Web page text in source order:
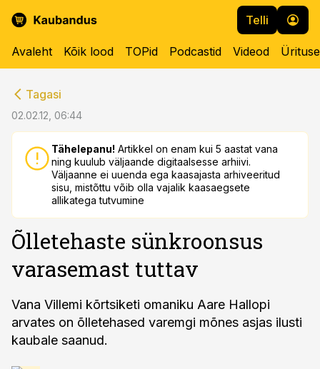
Telli
Avaleht Kõik lood TOPid Podcastid Videod
Tagasi
02.02.12, 06:44
Tähelepanu! Artikkel on enam kui 5 aastat vana
ning kuulub väljaande digitaalsesse arhiivi.
Väljaanne ei uuenda ega kaasajasta arhiveeritud
sisu, mistõttu võib olla vajalik kaasaegsete
allikatega tutvumine
Õlletehaste sünkroonsus
varasemast tuttav
Vana Villemi kõrtsiketi omaniku Aare Hallopi
arvates on õlletehased varemgi mõnes asjas ilusti
kaubale saanud.